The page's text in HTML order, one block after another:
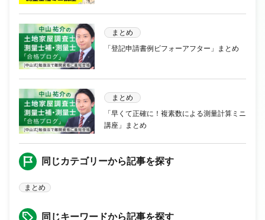
まとめ
「登記申請書例ビフォーアフター」まとめ
まとめ
「早くて正確に！複素数による測量計算ミニ
講座」まとめ
同じカテゴリーから記事を探す
まとめ
同じキーワードから記事を探す